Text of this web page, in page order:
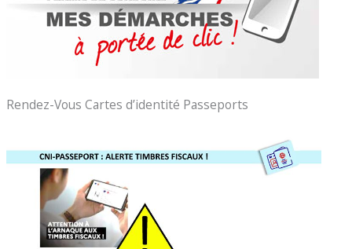
Rendez-Vous Cartes d’identité Passeports